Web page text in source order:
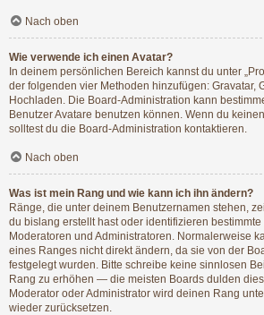
Nach oben
Wie verwende ich einen Avatar?
In deinem persönlichen Bereich kannst du unter
der folgenden vier Methoden hinzufügen: Gravatar,
Hochladen. Die Board-Administration kann
Benutzer Avatare benutzen können. Wenn du
solltest du die Board-Administration kontaktieren.
Nach oben
Was ist mein Rang und wie kann ich ihn ändern?
Ränge, die unter deinem Benutzernamen stehen,
du bislang erstellt hast oder identifizieren bestimmte
Moderatoren und Administratoren. Normalerweise
eines Ranges nicht direkt ändern, da sie von der
festgelegt wurden. Bitte schreibe keine sinnlosen
Rang zu erhöhen — die meisten Boards dulden
Moderator oder Administrator wird deinen Rang
wieder zurücksetzen.